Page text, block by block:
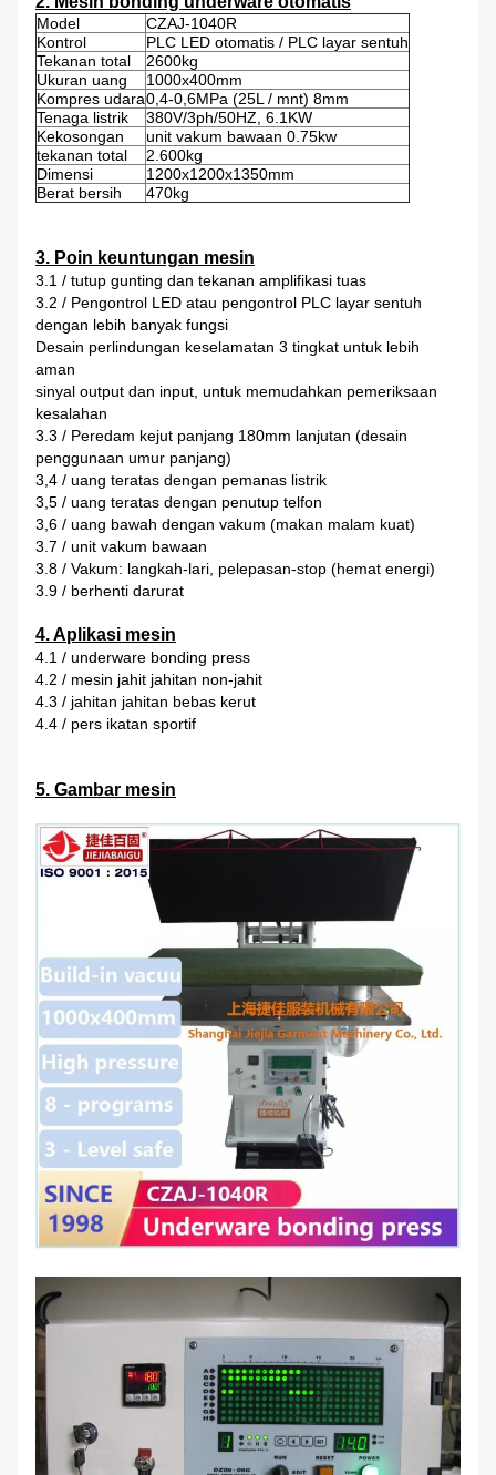
Model
CZAJ-1040R
Kontrol
PLC LED otomatis / PLC layar sentuh
Tekanan total
2600kg
Ukuran uang
1000x400mm
Kompres udara0,4-0,6MPa (25L / mnt) 8mm
Tenaga listrik
380V/3ph/50HZ, 6.1KW
Kekosongan
unit vakum bawaan 0.75kw
tekanan total
2.600kg
Dimensi
1200x1200x1350mm
Berat bersih
470kg
3. Poin keuntungan mesin
3.1 / tutup gunting dan tekanan amplifikasi tuas
3.2 / Pengontrol LED atau pengontrol PLC layar sentuh
dengan lebih banyak fungsi
Desain perlindungan keselamatan 3 tingkat untuk lebih
aman
sinyal output dan input, untuk memudahkan pemeriksaan
kesalahan
3.3 / Peredam kejut panjang 180mm lanjutan (desain
penggunaan umur panjang)
3,4 / uang teratas dengan pemanas listrik
3,5 / uang teratas dengan penutup telfon
3,6 / uang bawah dengan vakum (makan malam kuat)
3.7 / unit vakum bawaan
3.8 / Vakum: langkah-lari, pelepasan-stop (hemat energi)
3.9 / berhenti darurat
4. Aplikasi mesin
4.1 / underware bonding press
4.2 / mesin jahit jahitan non-jahit
4.3 / jahitan jahitan bebas kerut
4.4 / pers ikatan sportif
5. Gambar mesin